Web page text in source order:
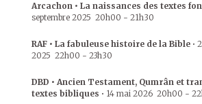
Arcachon • La naissances des textes
septembre 2025 20h00 - 21h30
RAF • La fabuleuse histoire de la Bible •
2025 22h00 - 23h30
DBD • Ancien Testament, Qumrân et
textes bibliques • 14 mai 2026 20h00 -